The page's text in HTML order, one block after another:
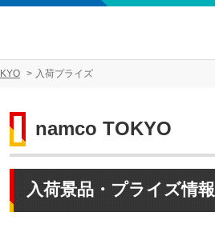
入荷プライズ
namco TOKYO
入荷景品・プライズ情報